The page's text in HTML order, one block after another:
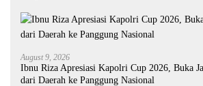
August 9, 2026
Ibnu Riza Apresiasi Kapolri Cup 2026, Buka
dari Daerah ke Panggung Nasional